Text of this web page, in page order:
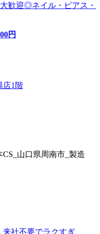
歓迎◎ネイル・ピアス・
円
店1階
山口県周南市_製造
来社不要でラクすぎ